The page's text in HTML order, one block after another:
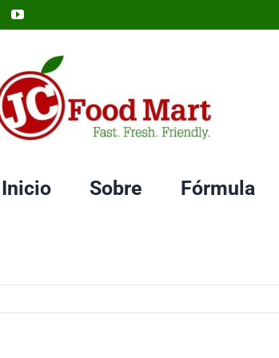
FacebookYouTube
Inicio Sobre Fórmula